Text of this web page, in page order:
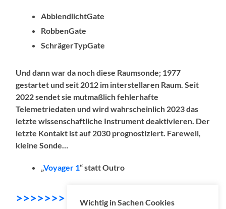
AbblendlichtGate
RobbenGate
SchrägerTypGate
Und dann war da noch diese Raumsonde; 1977
gestartet und seit 2012 im interstellaren Raum. Seit
2022 sendet sie mutmaßlich fehlerhafte
Telemetriedaten und wird wahrscheinlich 2023 das
letzte wissenschaftliche Instrument deaktivieren. Der
letzte Kontakt ist auf 2030 prognostiziert. Farewell,
kleine Sonde…
„Voyager 1“ statt Outro
>>>>>>> DOWNLOAD
Wichtig in Sachen Cookies